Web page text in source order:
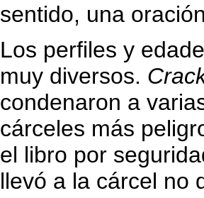
sentido, una
Los perfiles y
muy diversos.
condenaron a
cárceles más
el libro por
llevó a la cárcel no